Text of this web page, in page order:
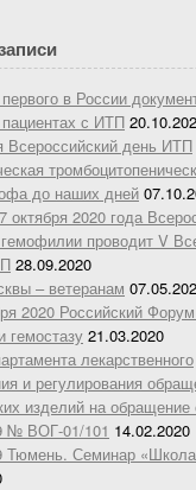
в России
с ИТП
Всероссийский день ИТП
до наших дней
2020 года
проводит V
28.09.2020
– ветеранам
2020 Российский
гемостазу 21.03.2020
лекарственного
и регулирования
изделий на обращение
№ ВОГ-01/101 14.02.2020
Тюмень. Семинар